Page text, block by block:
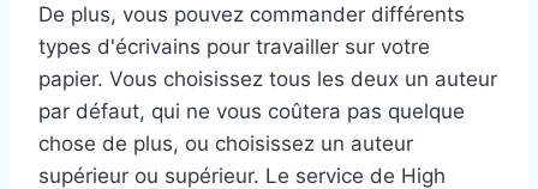
De plus, vous pouvez commander différents
types d'écrivains pour travailler sur votre
papier. Vous choisissez tous les deux un auteur
par défaut, qui ne vous coûtera pas quelque
chose de plus, ou choisissez un auteur
supérieur ou supérieur. Le service de High